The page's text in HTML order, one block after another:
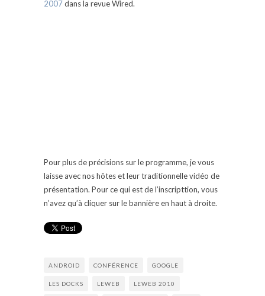
2007dans la revue Wired.
Pour plus de précisions sur le programme, je vous
laisse avec nos hôtes et leur traditionnelle vidéo de
présentation. Pour ce qui est de l’inscripttion, vous
n’avez qu’à cliquer sur le bannière en haut à droite.
ANDROID CONFÉRENCE GOOGLE
LES DOCKS LEWEB LEWEB 2010